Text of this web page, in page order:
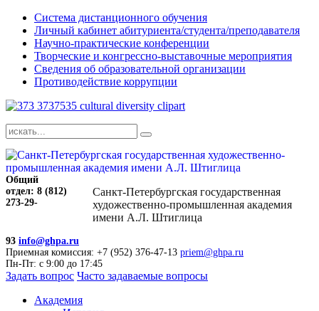
Система дистанционного обучения
Личный кабинет абитуриента/студента/преподавателя
Научно-практические конференции
Творческие и конгрессно-выставочные мероприятия
Сведения об образовательной организации
Противодействие коррупции
Санкт-Петербургская государственная
художественно-промышленная академия
имени А.Л. Штиглица
Общий
отдел: 8 (812)
273-29-
93 info@ghpa.ru
Приемная комиссия: +7 (952) 376-47-13 priem@ghpa.ru
Пн-Пт: с 9:00 до 17:45
Задать вопрос Часто задаваемые вопросы
Академия